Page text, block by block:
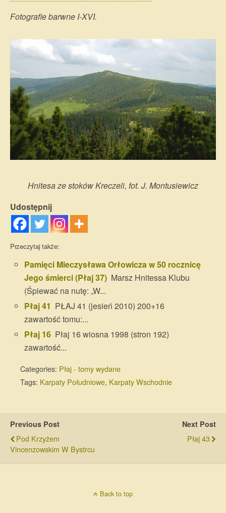
Fotografie barwne I-XVI.
Hnitesa ze stoków Kreczeli, fot. J. Montusiewicz
Udostępnij
Przeczytaj także:
Pamięci Mieczysława Orłowicza w 50 rocznicę
Jego śmierci (Płaj 37) Marsz Hnitessa Klubu
(Śpiewać na nutę: „W...
Płaj 41 PŁAJ 41 (jesień 2010) 200+16
zawartość tomu:...
Płaj 16 Płaj 16 wiosna 1998 (stron 192)
zawartość...
Categories: Płaj - tomy wydane
Tags: Karpaty Południowe, Karpaty Wschodnie
Previous Post
Pod Krzyżem
Vincenzowskim W Bystrcu
Next Post
Płaj 43
Back to top